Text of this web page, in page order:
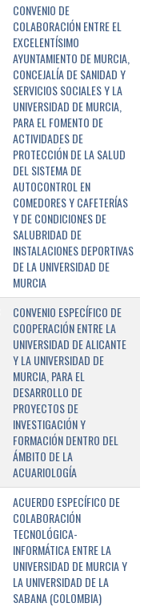
CONVENIO DE
COLABORACIÓN ENTRE EL
EXCELENTÍSIMO
AYUNTAMIENTO DE MURCIA,
CONCEJALÍA DE SANIDAD Y
SERVICIOS SOCIALES Y LA
UNIVERSIDAD DE MURCIA,
PARA EL FOMENTO DE
ACTIVIDADES DE
PROTECCIÓN DE LA SALUD
DEL SISTEMA DE
AUTOCONTROL EN
COMEDORES Y CAFETERÍAS
Y DE CONDICIONES DE
SALUBRIDAD DE
INSTALACIONES DEPORTIVAS
DE LA UNIVERSIDAD DE
MURCIA
CONVENIO ESPECÍFICO DE
COOPERACIÓN ENTRE LA
UNIVERSIDAD DE ALICANTE
Y LA UNIVERSIDAD DE
MURCIA, PARA EL
DESARROLLO DE
PROYECTOS DE
INVESTIGACIÓN Y
FORMACIÓN DENTRO DEL
ÁMBITO DE LA
ACUARIOLOGÍA
ACUERDO ESPECÍFICO DE
COLABORACIÓN
TECNOLÓGICA-
INFORMÁTICA ENTRE LA
UNIVERSIDAD DE MURCIA Y
LA UNIVERSIDAD DE LA
SABANA (COLOMBIA)